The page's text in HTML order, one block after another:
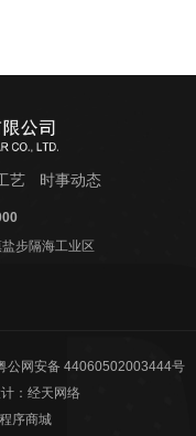
艺 时事动态
步隔海工业区
公网安备 44060502003444号
： 经天网络
序商城